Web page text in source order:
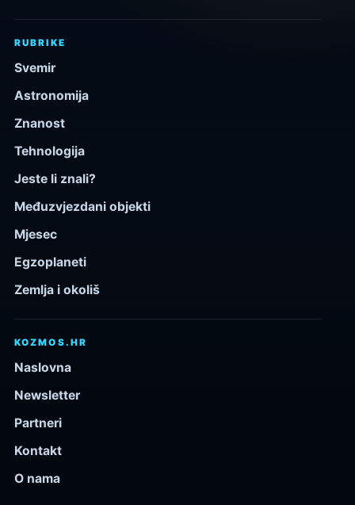
RUBRIKE
Svemir
Astronomija
Znanost
Tehnologija
Jeste li znali?
Međuzvjezdani objekti
Mjesec
Egzoplaneti
Zemlja i okoliš
KOZMOS.HR
Naslovna
Newsletter
Partneri
Kontakt
O nama